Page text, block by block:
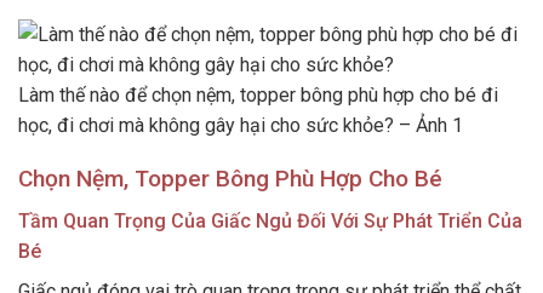
Làm thế nào để chọn nệm, topper bông phù hợp cho bé đi
học, đi chơi mà không gây hại cho sức khỏe? – Ảnh 1
Chọn Nệm, Topper Bông Phù Hợp Cho Bé
Tầm Quan Trọng Của Giấc Ngủ Đối Với Sự Phát Triển Của
Bé